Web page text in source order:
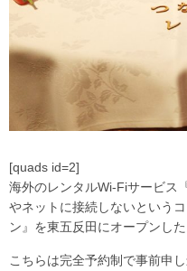
[quads id=2]
海外のレンタルWi-Fiサービス
やネットに接続しないという
ン』を東五反田にオープンした
こちらは完全予約制で事前申